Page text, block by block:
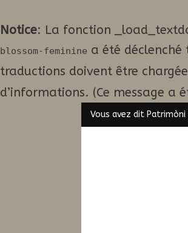
Notice: La fonction
blossom-feminine a été déclenché
traductions doivent être
d’informations. (Ce message a
Vous avez dit Patrimòni